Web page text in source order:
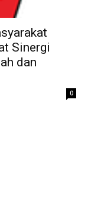
Sinergi
dan
0